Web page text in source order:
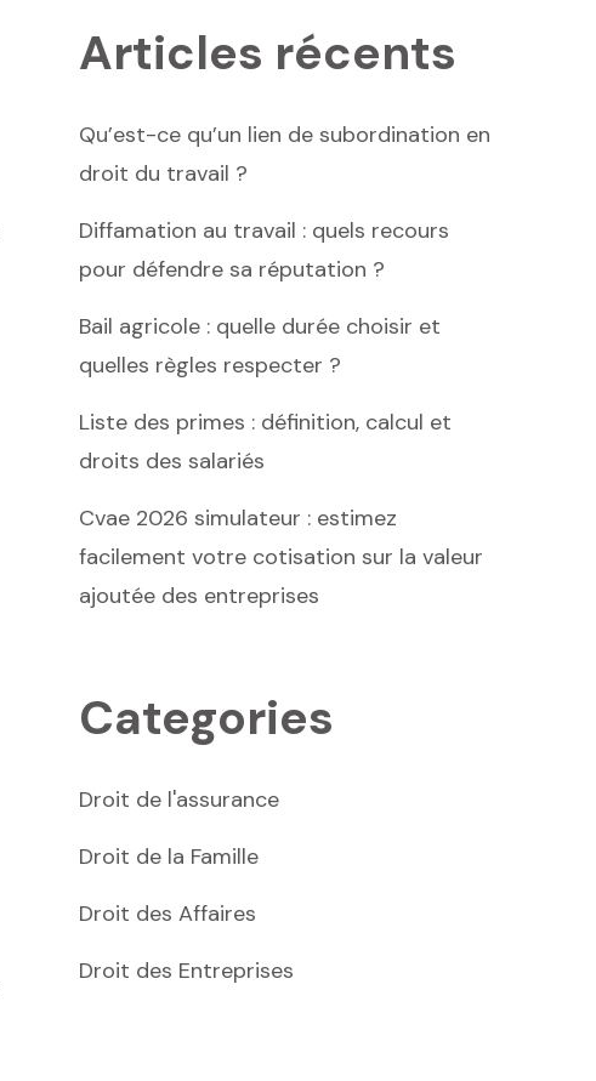
Articles récents
Qu’est-ce qu’un lien de subordination en
droit du travail ?
Diffamation au travail : quels recours
pour défendre sa réputation ?
Bail agricole : quelle durée choisir et
quelles règles respecter ?
Liste des primes : définition, calcul et
droits des salariés
Cvae 2026 simulateur : estimez
facilement votre cotisation sur la valeur
ajoutée des entreprises
Categories
Droit de l'assurance
Droit de la Famille
Droit des Affaires
Droit des Entreprises